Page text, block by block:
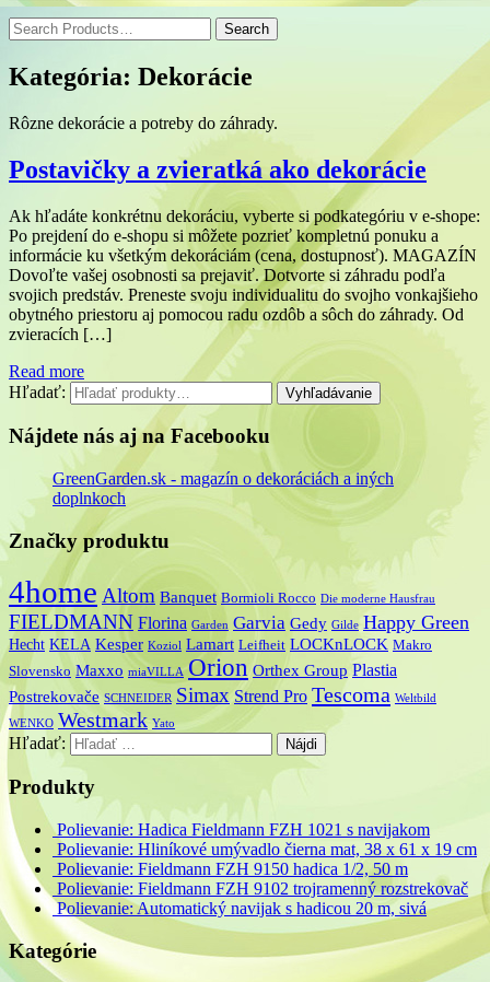
Kategória: Dekorácie
Rôzne dekorácie a potreby do záhrady.
Postavičky a zvieratká ako dekorácie
Ak hľadáte konkrétnu dekoráciu, vyberte si podkategóriu v e-shope:
Po prejdení do e-shopu si môžete pozrieť kompletnú ponuku a
informácie ku všetkým dekoráciám (cena, dostupnosť). MAGAZÍN
Dovoľte vašej osobnosti sa prejaviť. Dotvorte si záhradu podľa
svojich predstáv. Preneste svoju individualitu do svojho vonkajšieho
obytného priestoru aj pomocou radu ozdôb a sôch do záhrady. Od
zvieracích […]
Read more
Hľadať:
Vyhľadávanie
Nájdete nás aj na Facebooku
GreenGarden.sk - magazín o dekoráciách a iných
doplnkoch
Značky produktu
4home Altom Banquet Bormioli Rocco Die moderne Hausfrau
FIELDMANN Florina Garden Garvia Gedy Gilde Happy Green
Hecht KELA Kesper Koziol Lamart Leifheit LOCKnLOCK Makro
Slovensko Maxxo miaVILLA Orion Orthex Group Plastia
Postrekovače SCHNEIDER Simax Strend Pro Tescoma Weltbild
WENKO Westmark Yato
Hľadať:
Produkty
Polievanie: Hadica Fieldmann FZH 1021 s navijakom
Polievanie: Hliníkové umývadlo čierna mat, 38 x 61 x 19 cm
Polievanie: Fieldmann FZH 9150 hadica 1/2, 50 m
Polievanie: Fieldmann FZH 9102 trojramenný rozstrekovač
Polievanie: Automatický navijak s hadicou 20 m, sivá
Kategórie